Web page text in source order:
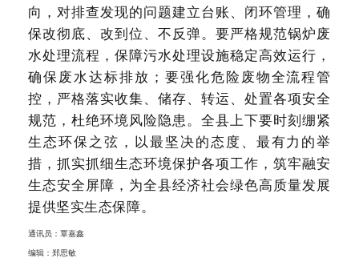
向，对排查发现的问题建立台账、闭环管理，确
保改彻底、改到位、不反弹。要严格规范锅炉废
水处理流程，保障污水处理设施稳定高效运行，
确保废水达标排放；要强化危险废物全流程管
控，严格落实收集、储存、转运、处置各项安全
规范，杜绝环境风险隐患。全县上下要时刻绷紧
生态环保之弦， 以最坚决的态度、最有力的举
措，抓实抓细生态环境保护各项工作，筑牢融安
生态安全屏障，为全县经济社会绿色高质量发展
提供坚实生态保障。
通讯员：覃嘉鑫
编辑：郑思敏